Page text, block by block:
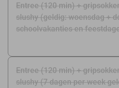
Entree (120 min) +
slushy (geldig: woensdag +
schoolvakanties en
Entree (120 min) + gripsokken + zakje chips +
slushy (7 dagen per week